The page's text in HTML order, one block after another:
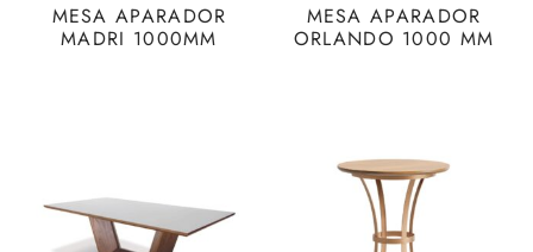
MESA APARADOR
MADRI 1000MM
MESA APARADOR
ORLANDO 1000 MM